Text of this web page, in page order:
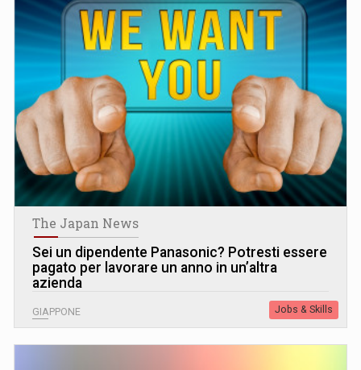
The Japan News
Sei un dipendente Panasonic? Potresti essere
pagato per lavorare un anno in un’altra
azienda
GIAPPONE Jobs & Skills